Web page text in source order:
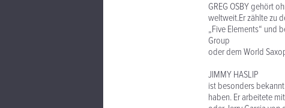
GREG OSBY gehört
weltweit.Er zählte zu
„Five Elements“ und
Group
oder dem World
JIMMY HASLIP
ist besonders
haben. Er arbeitete